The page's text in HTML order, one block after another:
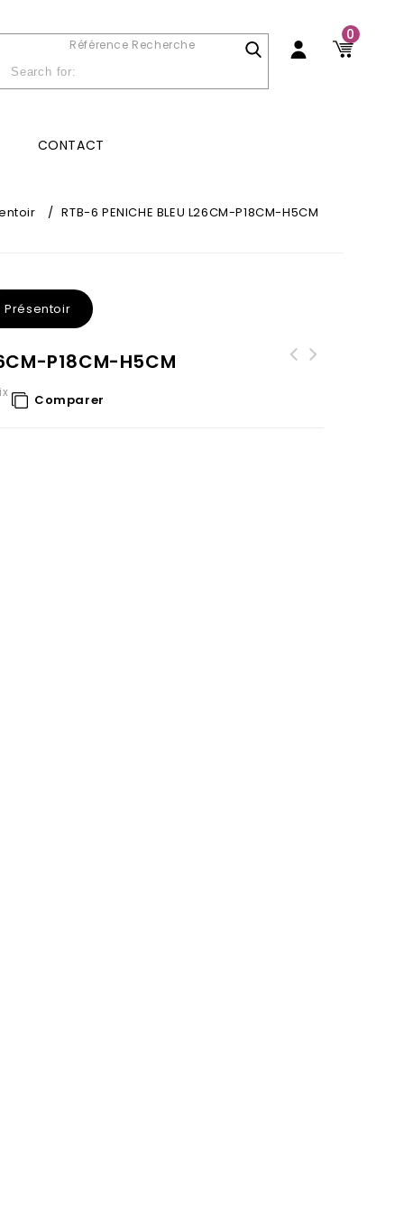
0
Référence Recherche
CONTACT
/ RTB-6 PENICHE BLEU L26CM-P18CM-H5CM
Présentoir
P18CM-H5CM
Comparer